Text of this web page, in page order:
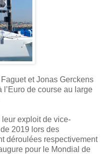
et Jonas Gerckens
l’Euro de course au large
exploit de vice-
2019 lors des
déroulées respectivement
pour le Mondial de